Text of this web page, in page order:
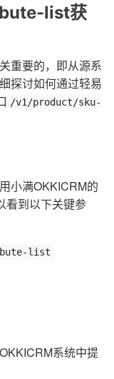
list获
重要的，即从源系
探讨如何通过轻易
/v1/product/sku-
小满OKKICRM的
看到以下关键参
list
系统中提